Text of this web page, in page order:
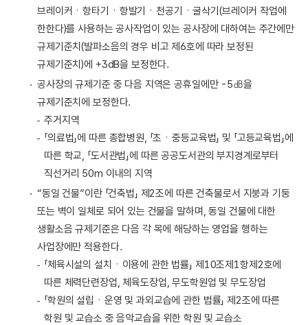
브레이커ㆍ항타기ㆍ항발기ㆍ천공기ㆍ굴삭기(브레이커 작업에
한한다)를 사용하는 공사작업이 있는 공사장에 대하여는 주간에만
규제기준치(발파소음의 경우 비고 제6호에 따라 보정된
규제기준치)에 +3dB을 보정한다.
공사장의 규제기준 중 다음 지역은 공휴일에만 -5㏈을
규제기준치에 보정한다.
주거지역
「의료법」에 따른 종합병원, 「초ㆍ중등교육법」 및 「고등교육법」에
따른 학교, 「도서관법」에 따른 공공도서관의 부지경계로부터
직선거리 50m 이내의 지역
“동일 건물”이란 「건축법」 제2조에 따른 건축물로서 지붕과 기둥
또는 벽이 일체로 되어 있는 건물을 말하며, 동일 건물에 대한
생활소음 규제기준은 다음 각 목에 해당하는 영업을 행하는
사업장에만 적용한다.
「체육시설의 설치ㆍ이용에 관한 법률」 제10조제1항제2호에
따른 체력단련장업, 체육도장업, 무도학원업 및 무도장업
「학원의 설립ㆍ운영 및 과외교습에 관한 법률」 제2조에 따른
학원 및 교습소 중 음악교습을 위한 학원 및 교습소